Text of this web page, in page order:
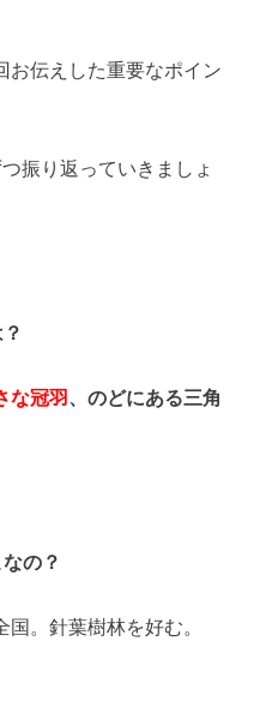
お伝えした重要なポイン
振り返っていきましょ
な冠羽 、のどにある三角
の？
国。針葉樹林を好む。